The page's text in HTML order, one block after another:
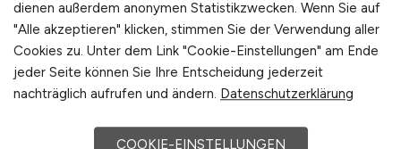
Jobs bei MAICO Diagnostics
GmbH
dienen außerdem anonymen Statistikzwecken. Wenn Sie auf
"Alle akzeptieren" klicken, stimmen Sie der Verwendung aller
Cookies zu. Unter dem Link "Cookie-Einstellungen" am Ende
jeder Seite können Sie Ihre Entscheidung jederzeit
nachträglich aufrufen und ändern. Datenschutzerklärung
COOKIE-EINSTELLUNGEN